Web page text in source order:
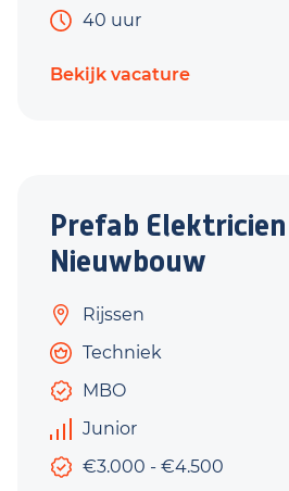
40 uur
Bekijk vacature
Prefab Elektricien
Nieuwbouw
Rijssen
Techniek
MBO
Junior
€3.000 - €4.500